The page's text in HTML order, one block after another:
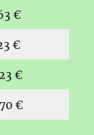
€
€
€
€